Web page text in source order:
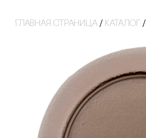
Главная страница / Каталог /